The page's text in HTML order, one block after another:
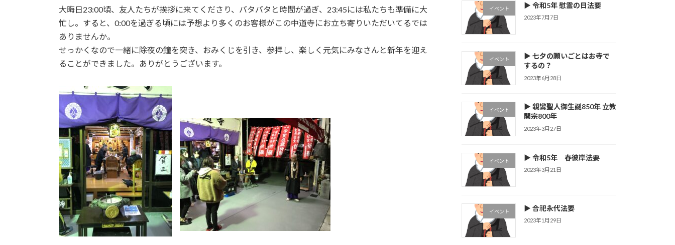
大晦日23:00頃、友人たちが挨拶に来てくださり、バタバタと時間が過ぎ、23:45には私たちも準備に大
忙し。すると、0:00を過ぎる頃には予想より多くのお客様がこの中道寺にお立ち寄りいただいてるでは
ありませんか。
せっかくなので一緒に除夜の鐘を突き、おみくじを引き、参拝し、楽しく元気にみなさんと新年を迎え
ることができました。ありがとうございます。
イベント ▶ 令和5年 慰霊の日法要
2023年7月7日
イベント
▶ 七夕の願いごとはお寺で
するの？
2023年6月28日
イベント
▶ 親鸞聖人御生誕850年 立教
開宗800年
2023年3月27日
イベント ▶ 令和5年 春彼岸法要
2023年3月21日
イベント ▶ 合祀永代法要
2023年1月29日